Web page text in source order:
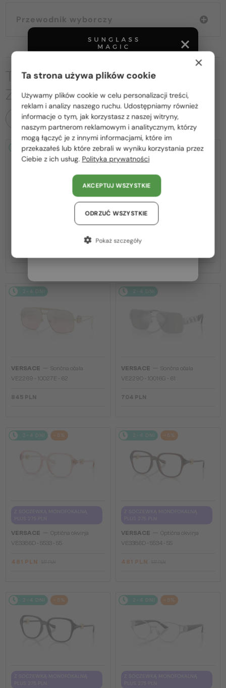
Przewodnik wyborczy
TO MOŻE CIĘ RÓWNIEŻ
ZAINTERESOWAĆ
WSZYSTKIE PRODUKTY
2-4 DNI
Sončna očala
845 PLN
2-4 DNI
VERSACE—
2-4 DNI
VERSACE
Sončna očala
VE2269 - 10027E - 62
845 PLN
2-4 DNI
VERSACE
Sončna očala
VE2290 - 10016G - 61
704 PLN
2-4 DNI -5%
VERSACE
Optična okvirja
VE3386D - 5533 - 55
481 PLN
2-4 DNI -5%
VERSACE
Optična okvirja
VE3386D - 5534 - 55
481 PLN
2-4 DNI -5% 2-4 DNI -5%
Proszę wybierz z listy odpowiedni dla Ciebie kraj:
Polska / PL
România / RO
Magyarország / HU
United Arab Emirates / EN
Austria / AT
Niemcy / DE
Włochy / IT
×
Ta strona używa plików cookie
Używamy plików cookie w celu personalizacji treści,
reklam i analizy naszego ruchu. Udostępniamy również
informacje o tym, jak korzystasz z naszej witryny,
naszym partnerom reklamowym i analitycznym, którzy
mogą łączyć je z innymi informacjami, które im
przekazałeś lub które zebrali w wyniku korzystania przez
Ciebie z ich usług. Polityka prywatności
AKCEPTUJ WSZYSTKIE
ODRZUĆ WSZYSTKIE
Pokaż szczegóły